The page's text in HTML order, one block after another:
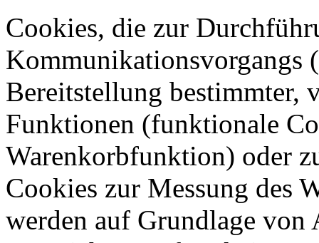
Cookies, die zur
Kommunikationsvorgangs
Bereitstellung bestimmter,
Funktionen (funktionale
Warenkorbfunktion) oder
Cookies zur Messung des
werden auf Grundlage